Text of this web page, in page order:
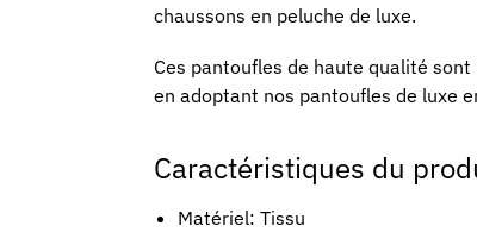
chaussons en peluche de luxe.
Ces pantoufles de haute qualité
en adoptant nos pantoufles de luxe
Caractéristiques du
Matériel: Tissu